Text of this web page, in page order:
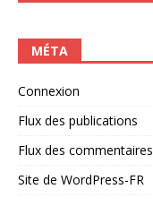
MÉTA
Connexion
Flux des publications
Flux des commentaires
Site de WordPress-FR